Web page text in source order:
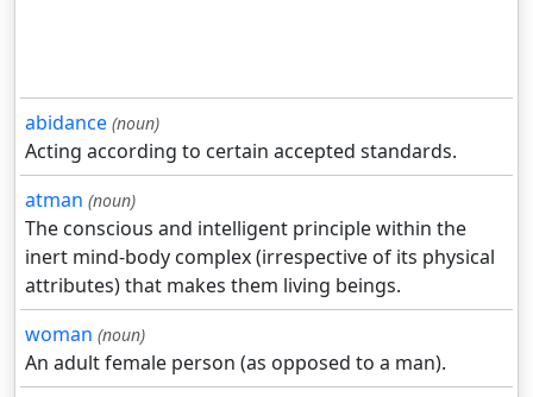
abidance (noun)
Acting according to certain accepted standards.
atman (noun)
The conscious and intelligent principle within the
inert mind-body complex (irrespective of its physical
attributes) that makes them living beings.
woman (noun)
An adult female person (as opposed to a man).